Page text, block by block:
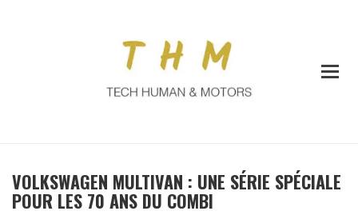
VOLKSWAGEN MULTIVAN : UNE SÉRIE SPÉCIALE
POUR LES 70 ANS DU COMBI